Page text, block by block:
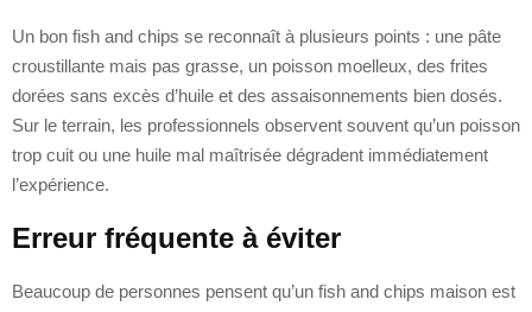
Un bon fish and chips se reconnaît à plusieurs points : une pâte
croustillante mais pas grasse, un poisson moelleux, des frites
dorées sans excès d’huile et des assaisonnements bien dosés.
Sur le terrain, les professionnels observent souvent qu’un poisson
trop cuit ou une huile mal maîtrisée dégradent immédiatement
l’expérience.
Erreur fréquente à éviter
Beaucoup de personnes pensent qu’un fish and chips maison est